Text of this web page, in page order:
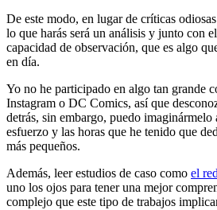
De este modo, en lugar de críticas
lo que harás será un análisis y junto con
capacidad de observación, que es algo
en día.
Yo no he participado en algo tan grande
Instagram o DC Comics, así que
detrás, sin embargo, puedo imaginármelo
esfuerzo y las horas que he tenido que
más pequeños.
Además, leer estudios de caso como el
uno los ojos para tener una mejor
complejo que este tipo de trabajos